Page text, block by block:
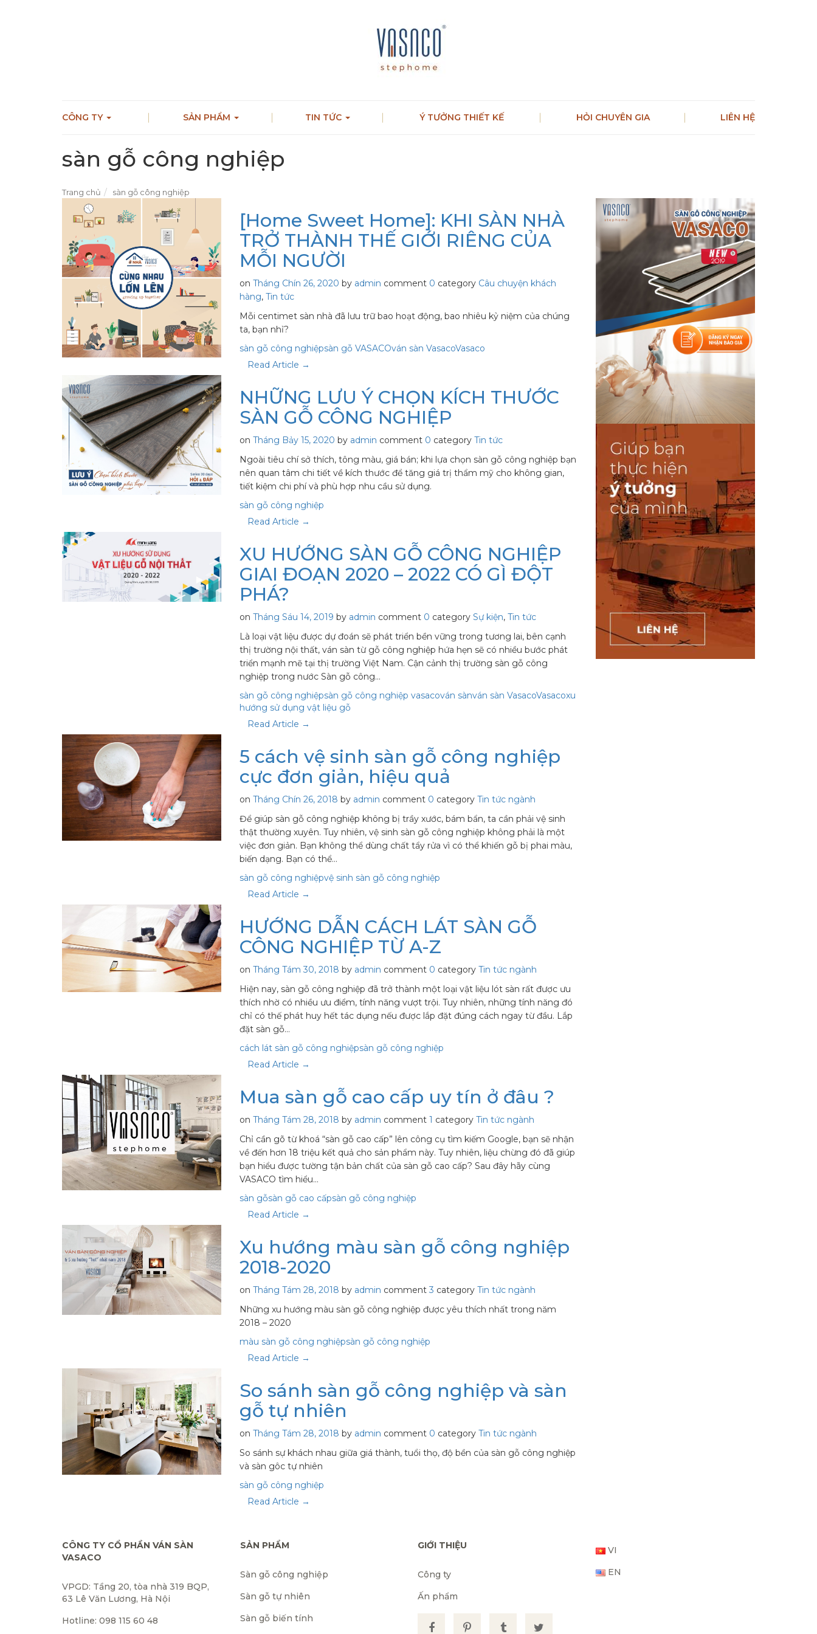
CÔNG TY SẢN PHẨM TIN TỨC Ý TƯỞNG THIẾT KẾ HỎI CHUYÊN GIA LIÊN HỆ
sàn gỗ công nghiệp
Trang chủ sàn gỗ công nghiệp
[Home Sweet Home]: KHI SÀN NHÀ
TRỞ THÀNH THẾ GIỚI RIÊNG CỦA
MỖI NGƯỜI
onTháng Chín 26, 2020 by admin comment 0 category Câu chuyện khách
hàng,Tin tức
Mỗi centimet sàn nhà đã lưu trữ bao hoạt động, bao nhiêu kỷ niệm của chúng
ta, bạn nhỉ?
sàn gỗ công nghiệpsàn gỗ VASACOván sàn VasacoVasaco
Read Article →
NHỮNG LƯU Ý CHỌN KÍCH THƯỚC
SÀN GỖ CÔNG NGHIỆP
onTháng Bảy 15, 2020 by admin comment 0 categoryTin tức
Ngoài tiêu chí sở thích, tông màu, giá bán; khi lựa chọn sàn gỗ công nghiệp bạn
nên quan tâm chi tiết về kích thước để tăng giá trị thẩm mỹ cho không gian,
tiết kiệm chi phí và phù hợp nhu cầu sử dụng.
sàn gỗ công nghiệp
Read Article →
XU HƯỚNG SÀN GỖ CÔNG NGHIỆP
GIAI ĐOẠN 2020 – 2022 CÓ GÌ ĐỘT
PHÁ?
onTháng Sáu 14, 2019 by admin comment 0 categorySự kiện,Tin tức
Là loại vật liệu được dự đoán sẽ phát triển bền vững trong tương lai, bên cạnh
thị trường nội thất, ván sàn từ gỗ công nghiệp hứa hẹn sẽ có nhiều bước phát
triển mạnh mẽ tại thị trường Việt Nam. Cận cảnh thị trường sàn gỗ công
nghiệp trong nước Sàn gỗ công…
sàn gỗ công nghiệpsàn gỗ công nghiệp vasacován sànván sàn VasacoVasacoxu
hướng sử dụng vật liệu gỗ
Read Article →
5 cách vệ sinh sàn gỗ công nghiệp
cực đơn giản, hiệu quả
onTháng Chín 26, 2018 by admin comment 0 categoryTin tức ngành
Để giúp sàn gỗ công nghiệp không bị trầy xước, bám bẩn, ta cần phải vệ sinh
thật thường xuyên. Tuy nhiên, vệ sinh sàn gỗ công nghiệp không phải là một
việc đơn giản. Bạn không thể dùng chất tẩy rửa vì có thể khiến gỗ bị phai màu,
biến dạng. Bạn có thể…
sàn gỗ công nghiệpvệ sinh sàn gỗ công nghiệp
Read Article →
HƯỚNG DẪN CÁCH LÁT SÀN GỖ
CÔNG NGHIỆP TỪ A-Z
onTháng Tám 30, 2018 by admin comment 0 categoryTin tức ngành
Hiện nay, sàn gỗ công nghiệp đã trở thành một loại vật liệu lót sàn rất được ưu
thích nhờ có nhiều ưu điểm, tính năng vượt trội. Tuy nhiên, những tính năng đó
chỉ có thế phát huy hết tác dụng nếu được lắp đặt đúng cách ngay từ đầu. Lắp
đặt sàn gỗ…
cách lát sàn gỗ công nghiệpsàn gỗ công nghiệp
Read Article →
Mua sàn gỗ cao cấp uy tín ở đâu ?
onTháng Tám 28, 2018 by admin comment1 categoryTin tức ngành
Chỉ cần gõ từ khoá “sàn gỗ cao cấp” lên công cụ tìm kiếm Google, bạn sẽ nhận
về đến hơn 18 triệu kết quả cho sản phẩm này. Tuy nhiên, liệu chừng đó đã giúp
bạn hiểu được tường tận bản chất của sàn gỗ cao cấp? Sau đây hãy cùng
VASACO tìm hiểu…
sàn gỗsàn gỗ cao cấpsàn gỗ công nghiệp
Read Article →
Xu hướng màu sàn gỗ công nghiệp
2018-2020
onTháng Tám 28, 2018 by admin comment3 categoryTin tức ngành
Những xu hướng màu sàn gỗ công nghiệp được yêu thích nhất trong năm
2018 – 2020
màu sàn gỗ công nghiệpsàn gỗ công nghiệp
Read Article →
So sánh sàn gỗ công nghiệp và sàn
gỗ tự nhiên
onTháng Tám 28, 2018 by admin comment 0 categoryTin tức ngành
So sánh sự khách nhau giữa giá thành, tuổi thọ, độ bền của sàn gỗ công nghiệp
và sàn gôc tự nhiên
sàn gỗ công nghiệp
Read Article →
CÔNG TY CỔ PHẦN VÁN SÀN
VASACO
VPGD: Tầng 20, tòa nhà 319 BQP,
63 Lê Văn Lương, Hà Nội
Hotline: 098 115 60 48
SẢN PHẨM
Sàn gỗ công nghiệp
Sàn gỗ tự nhiên
Sàn gỗ biến tính
GIỚI THIỆU
Công ty
Ấn phẩm
VI
EN